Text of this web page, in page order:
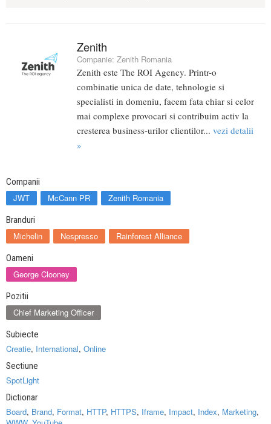
Zenith
Companie: Zenith Romania
Zenith este The ROI Agency. Printr-o
combinatie unica de date, tehnologie si
specialisti in domeniu, facem fata chiar si celor
mai complexe provocari si contribuim activ la
cresterea business-urilor clientilor... vezi detalii
»
Companii
JWT McCann PR Zenith Romania
Branduri
Michelin Nespresso Rainforest Alliance
Oameni
George Clooney
Pozitii
Chief Marketing Officer
Subiecte
Creatie, International, Online
Sectiune
SpotLight
Dictionar
Board, Brand, Format, HTTP, HTTPS, Iframe, Impact, Index, Marketing,